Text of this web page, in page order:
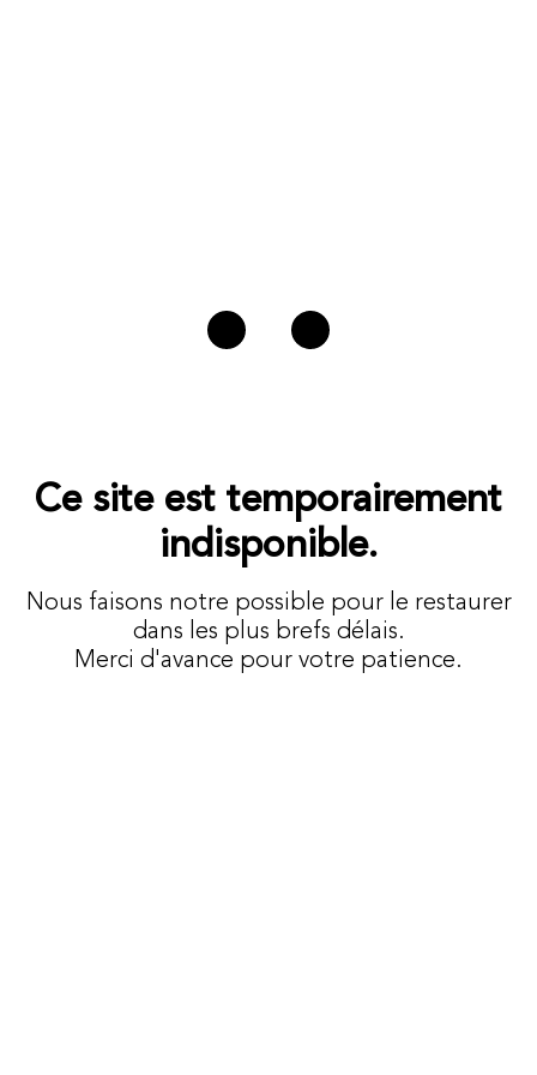
Ce site est temporairement
indisponible.
Nous faisons notre possible pour le restaurer
dans les plus brefs délais.
Merci d'avance pour votre patience.